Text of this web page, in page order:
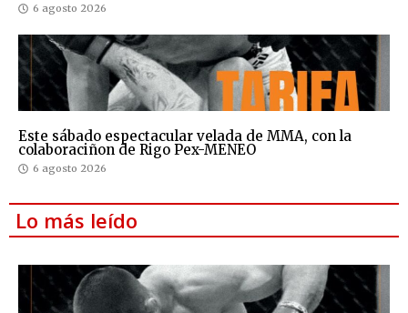
6 agosto 2026
Este sábado espectacular velada de MMA, con la
colaboraciñon de Rigo Pex-MENEO
6 agosto 2026
Lo más leído